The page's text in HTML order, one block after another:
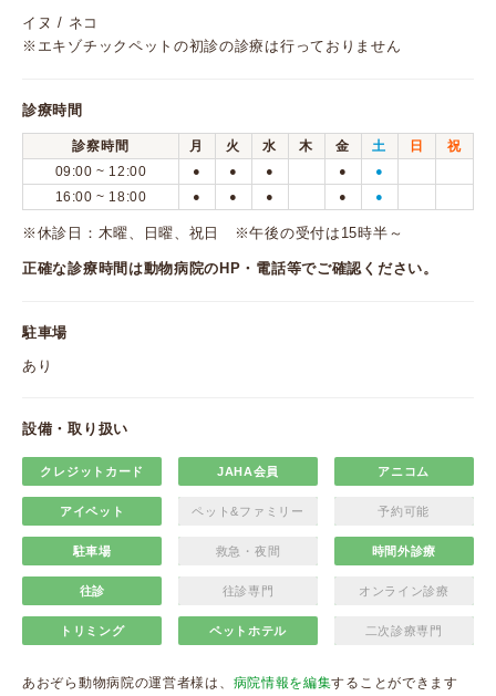
イヌ / ネコ
※エキゾチックペットの初診の診療は行っておりません
診療時間
診察時間 月 火 水 木 金 土 日
祝
09:00 ~ 12:00
● ● ● ● ●
16:00 ~ 18:00 ● ● ● ● ●
※休診日：木曜、日曜、祝日 ※午後の受付は15時半～
正確な診療時間は動物病院のHP・電話等でご確認ください。
駐車場
あり
設備・取り扱い
クレジットカード JAHA会員 アニコム
アイペット ペット&ファミリー 予約可能
駐車場 救急・夜間 時間外診療
往診 往診専門 オンライン診療
トリミング ペットホテル 二次診療専門
あおぞら動物病院の運営者様は、 病院情報を編集することができます